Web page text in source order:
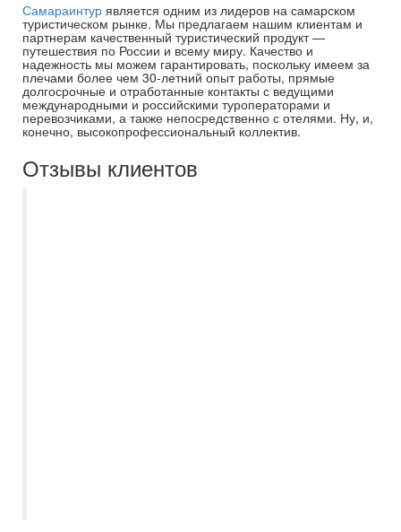
Самараинтур является одним из лидеров на самарском
туристическом рынке. Мы предлагаем нашим клиентам и
партнерам качественный туристический продукт —
путешествия по России и всему миру. Качество и
надежность мы можем гарантировать, поскольку имеем за
плечами более чем 30-летний опыт работы, прямые
долгосрочные и отработанные контакты с ведущими
международными и российскими туроператорами и
перевозчиками, а также непосредственно с отелями. Ну, и,
конечно, высокопрофессиональный коллектив.
Отзывы клиентов